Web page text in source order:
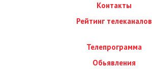
Контакты
Рейтинг телеканалов
Телепрограмма
Обьявления